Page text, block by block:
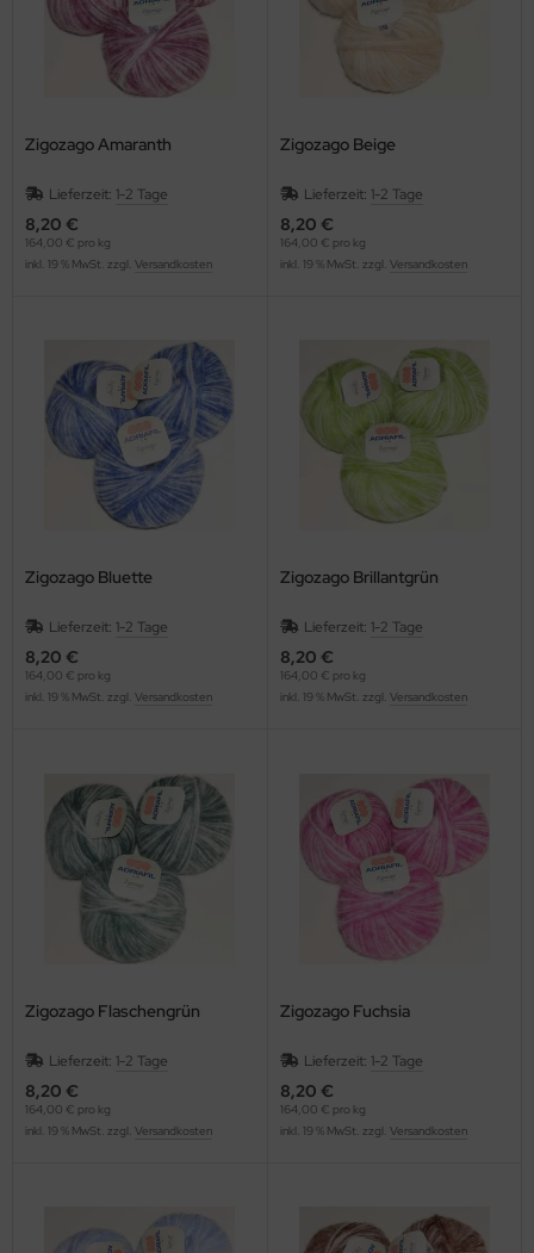
Zigozago Amaranth
Lieferzeit: 1-2 Tage
8,20 €
164,00 € pro kg
inkl. 19 % MwSt. zzgl. Versandkosten
Zigozago Beige
Lieferzeit: 1-2 Tage
8,20 €
164,00 € pro kg
inkl. 19 % MwSt. zzgl. Versandkosten
Zigozago Bluette
Lieferzeit: 1-2 Tage
8,20 €
164,00 € pro kg
inkl. 19 % MwSt. zzgl. Versandkosten
Zigozago Brillantgrün
Lieferzeit: 1-2 Tage
8,20 €
164,00 € pro kg
inkl. 19 % MwSt. zzgl. Versandkosten
Zigozago Flaschengrün
Lieferzeit: 1-2 Tage
8,20 €
164,00 € pro kg
inkl. 19 % MwSt. zzgl. Versandkosten
Zigozago Fuchsia
Lieferzeit: 1-2 Tage
8,20 €
164,00 € pro kg
inkl. 19 % MwSt. zzgl. Versandkosten